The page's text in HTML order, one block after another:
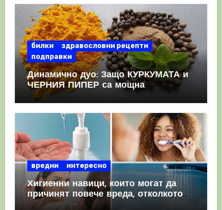
билки
здравословни рецепти
подправки
Динамично дуо: Защо КУРКУМАТА и
ЧЕРНИЯ ПИПЕР са мощна
комбинация
вредни интересно
Хигиенни навици, които могат да
причинят повече вреда, отколкото
полза